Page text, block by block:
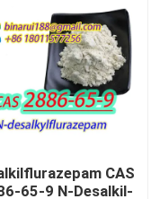
madde
CAS
65-9 N-Desalkil-